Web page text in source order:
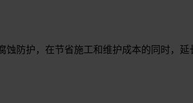
防护，在节省施工和维护成本的同时，延